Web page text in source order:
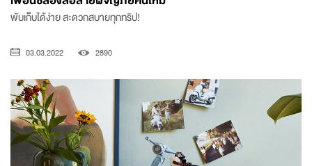
พับเก็บได้ง่าย สะดวกสบายทุกทริป!
03.03.2022 2890